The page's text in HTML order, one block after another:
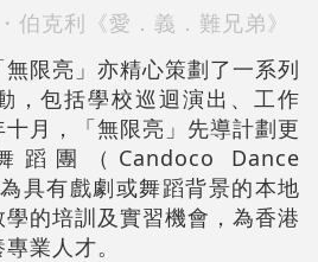
伯克利《愛．義．難兄弟》
限亮」亦精心策劃了一系列
，包括學校巡迴演出、工作
月，「無限亮」先導計劃更
團（Candoco Dance
具有戲劇或舞蹈背景的本地
的培訓及實習機會，為香港
業人才。